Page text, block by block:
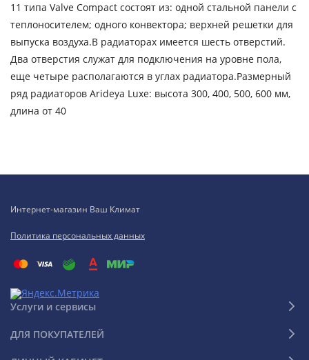
11 типа Valve Compact состоят из: одной стальной панели с
теплоносителем; одного конвектора; верхней решетки для
выпуска воздуха.В радиаторах имеется шесть отверстий.
Два отверстия служат для подключения на уровне пола,
еще четыре располагаются в углах радиатора.Размерный
ряд радиаторов Arideya Luxe: высота 300, 400, 500, 600 мм,
длина от 40
Интернет-магазин Ваш Климат
Политика персональных данных
Услуги и сервисы
ДЛЯ ПОКУПАТЕЛЕЙ